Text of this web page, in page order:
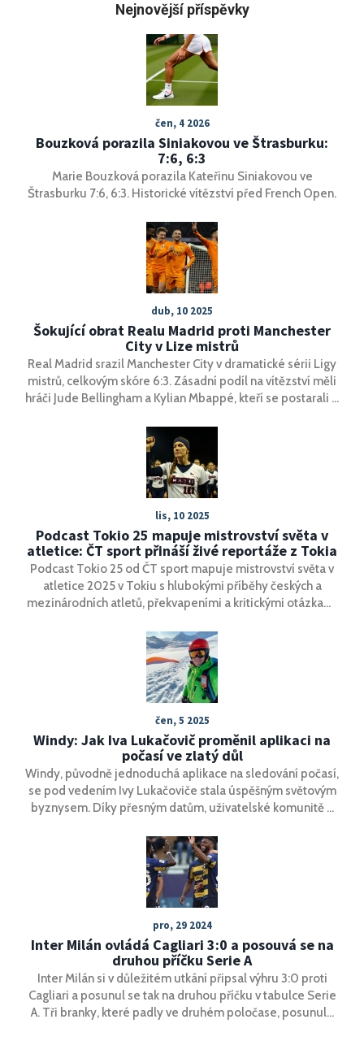
Nejnovější příspěvky
čen, 4 2026
Bouzková porazila Siniakovou ve Štrasburku:
7:6, 6:3
Marie Bouzková porazila Kateřinu Siniakovou ve
Štrasburku 7:6, 6:3. Historické vítězství před French Open.
dub, 10 2025
Šokující obrat Realu Madrid proti Manchester
City v Lize mistrů
Real Madrid srazil Manchester City v dramatické sérii Ligy
mistrů, celkovým skóre 6:3. Zásadní podíl na vítězství měli
hráči Jude Bellingham a Kylian Mbappé, kteří se postarali o
intenzitou a tlakem, který Real Madrid vytvořil v obou
zápasech. Tento úspěch posunul tým do osmifinále.
lis, 10 2025
Podcast Tokio 25 mapuje mistrovství světa v
atletice: ČT sport přináší živé reportáže z Tokia
Podcast Tokio 25 od ČT sport mapuje mistrovství světa v
atletice 2025 v Tokiu s hlubokými příběhy českých a
mezinárodních atletů, překvapeními a kritickými otázkami
čen, 5 2025
Windy: Jak Iva Lukačovič proměnil aplikaci na
počasí ve zlatý důl
Windy, původně jednoduchá aplikace na sledování počasí,
se pod vedením Ivy Lukačoviče stala úspěšným světovým
byznysem. Díky přesným datům, uživatelské komunitě a
nemalé příjmy a dál roste.
pro, 29 2024
Inter Milán ovládá Cagliari 3:0 a posouvá se na
druhou příčku Serie A
Inter Milán si v důležitém utkání připsal výhru 3:0 proti
Cagliari a posunul se tak na druhou příčku v tabulce Serie
A. Tři branky, které padly ve druhém poločase, posunuly